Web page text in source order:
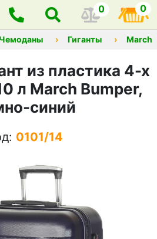
0 0
Чемоданы Гиганты March
из пластика 4-х
л March Bumper,
синий
0101/14